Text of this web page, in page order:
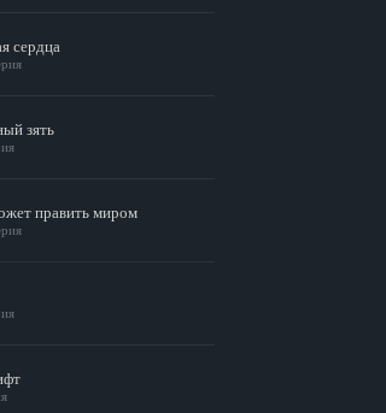
сердца
зять
править миром